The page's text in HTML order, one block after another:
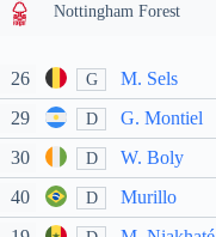
Nottingham Forest
26 G M. Sels
29 D G. Montiel
30 D W. Boly
40 D Murillo